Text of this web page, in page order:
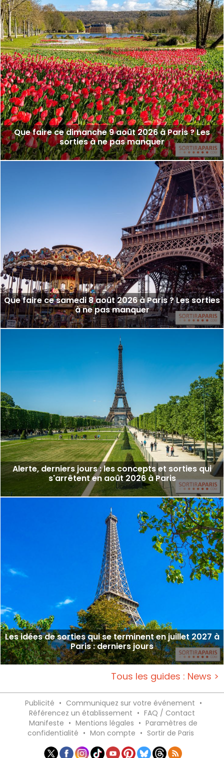
Que faire ce dimanche 9 août 2026 à Paris ? Les
sorties à ne pas manquer
Que faire ce samedi 8 août 2026 à Paris ? Les sorties
à ne pas manquer
Alerte, derniers jours : les concepts et sorties qui
s'arrêtent en août 2026 à Paris
Les idées de sorties qui se terminent en juillet 2027 à
Paris : derniers jours
Tous les guides : News >
Publicité • Communiquez sur votre événement •
Référencez un établissement • FAQ / Contact
Manifeste • Mentions légales • Paramètres de
confidentialité • Mon compte • Sortir de Paris